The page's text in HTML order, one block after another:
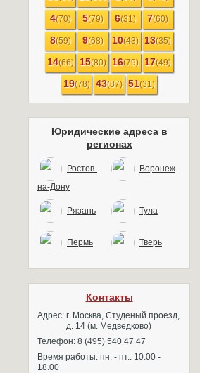
4(70) 5(79) 6(31) 7(60)
8(59) 9(68) 10(43) 13(35)
14(66) 15(80) 16(79) 17(49)
19(78) 43(87) 51(31)
Юридические адреса в
регионах
Ростов-
на-Дону
Воронеж
Рязань Тула
Пермь Тверь
Контакты
Адрес: г. Москва, Студеный проезд,
д. 14 (м. Медведково)
Телефон: 8 (495) 540 47 47
Время работы: пн. - пт.: 10.00 -
18.00